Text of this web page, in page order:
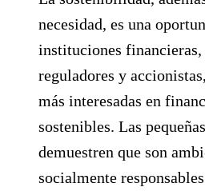
necesidad, es una
instituciones financieras,
reguladores y
más interesadas en
sostenibles. Las
demuestren que son
socialmente